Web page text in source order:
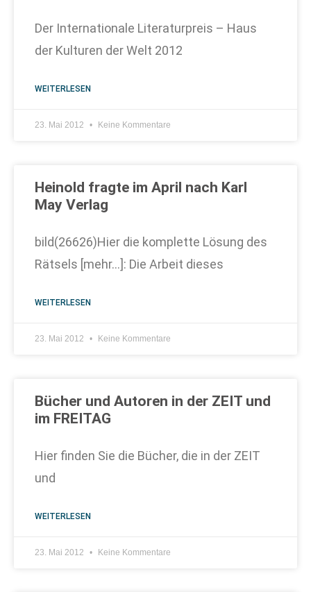
Der Internationale Literaturpreis – Haus
der Kulturen der Welt 2012
WEITERLESEN
23. Mai 2012 Keine Kommentare
Heinold fragte im April nach Karl
May Verlag
bild(26626)Hier die komplette Lösung des
Rätsels [mehr…]: Die Arbeit dieses
WEITERLESEN
23. Mai 2012 Keine Kommentare
Bücher und Autoren in der ZEIT und
im FREITAG
Hier finden Sie die Bücher, die in der ZEIT
und
WEITERLESEN
23. Mai 2012 Keine Kommentare